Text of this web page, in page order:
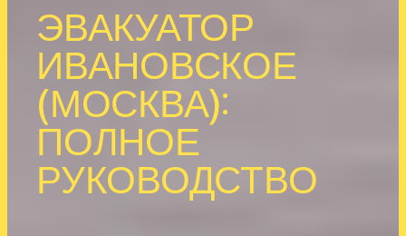
ЭВАКУАТОР
ИВАНОВСКОЕ
(МОСКВА):
ПОЛНОЕ
РУКОВОДСТВО